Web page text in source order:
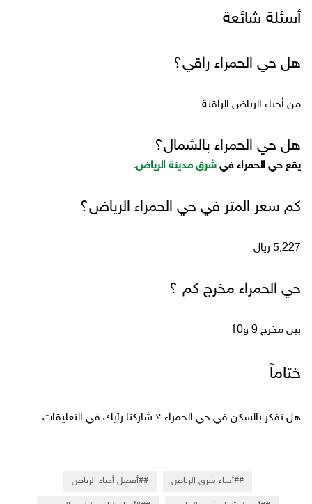
أسئلة شائعة
هل حي الحمراء راقي؟
من أحياء الرياض الراقية.
هل حي الحمراء بالشمال؟
يقع حي الحمراء في شرق مدينة الرياض.
كم سعر المتر في حي الحمراء الرياض؟
5,227 ريال
حي الحمراء مخرج كم ؟
بين مخرج 9 و10
ختاماً
هل تفكر بالسكن في حي الحمراء ؟ شاركنا رأيك في التعليقات..
#أحياء شرق الرياض #أفضل أحياء الرياض